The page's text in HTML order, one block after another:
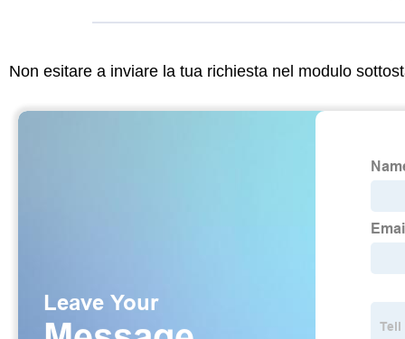
Non esitare a inviare la tua richiesta nel modulo